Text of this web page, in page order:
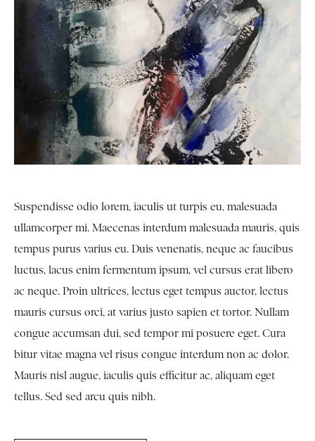
Suspendisse odio lorem, iaculis ut turpis eu, malesuada
ullamcorper mi. Maecenas interdum malesuada mauris, quis
tempus purus varius eu. Duis venenatis, neque ac faucibus
luctus, lacus enim fermentum ipsum, vel cursus erat libero
ac neque. Proin ultrices, lectus eget tempus auctor, lectus
mauris cursus orci, at varius justo sapien et tortor. Nullam
congue accumsan dui, sed tempor mi posuere eget. Cura
bitur vitae magna vel risus congue interdum non ac dolor.
Mauris nisl augue, iaculis quis efficitur ac, aliquam eget
tellus. Sed sed arcu quis nibh.